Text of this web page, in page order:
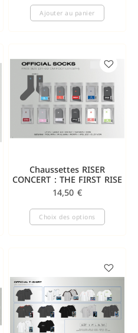
Ajouter au panier
Chaussettes RISER
CONCERT : THE FIRST RISE
14,50 €
Choix des options